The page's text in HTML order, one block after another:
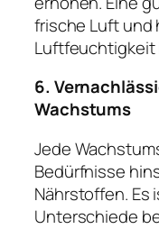
frische Luft und
Luftfeuchtigkeit
6.
Wachstums
Jede
Bedürfnisse
Nährstoffen. Es
Unterschiede